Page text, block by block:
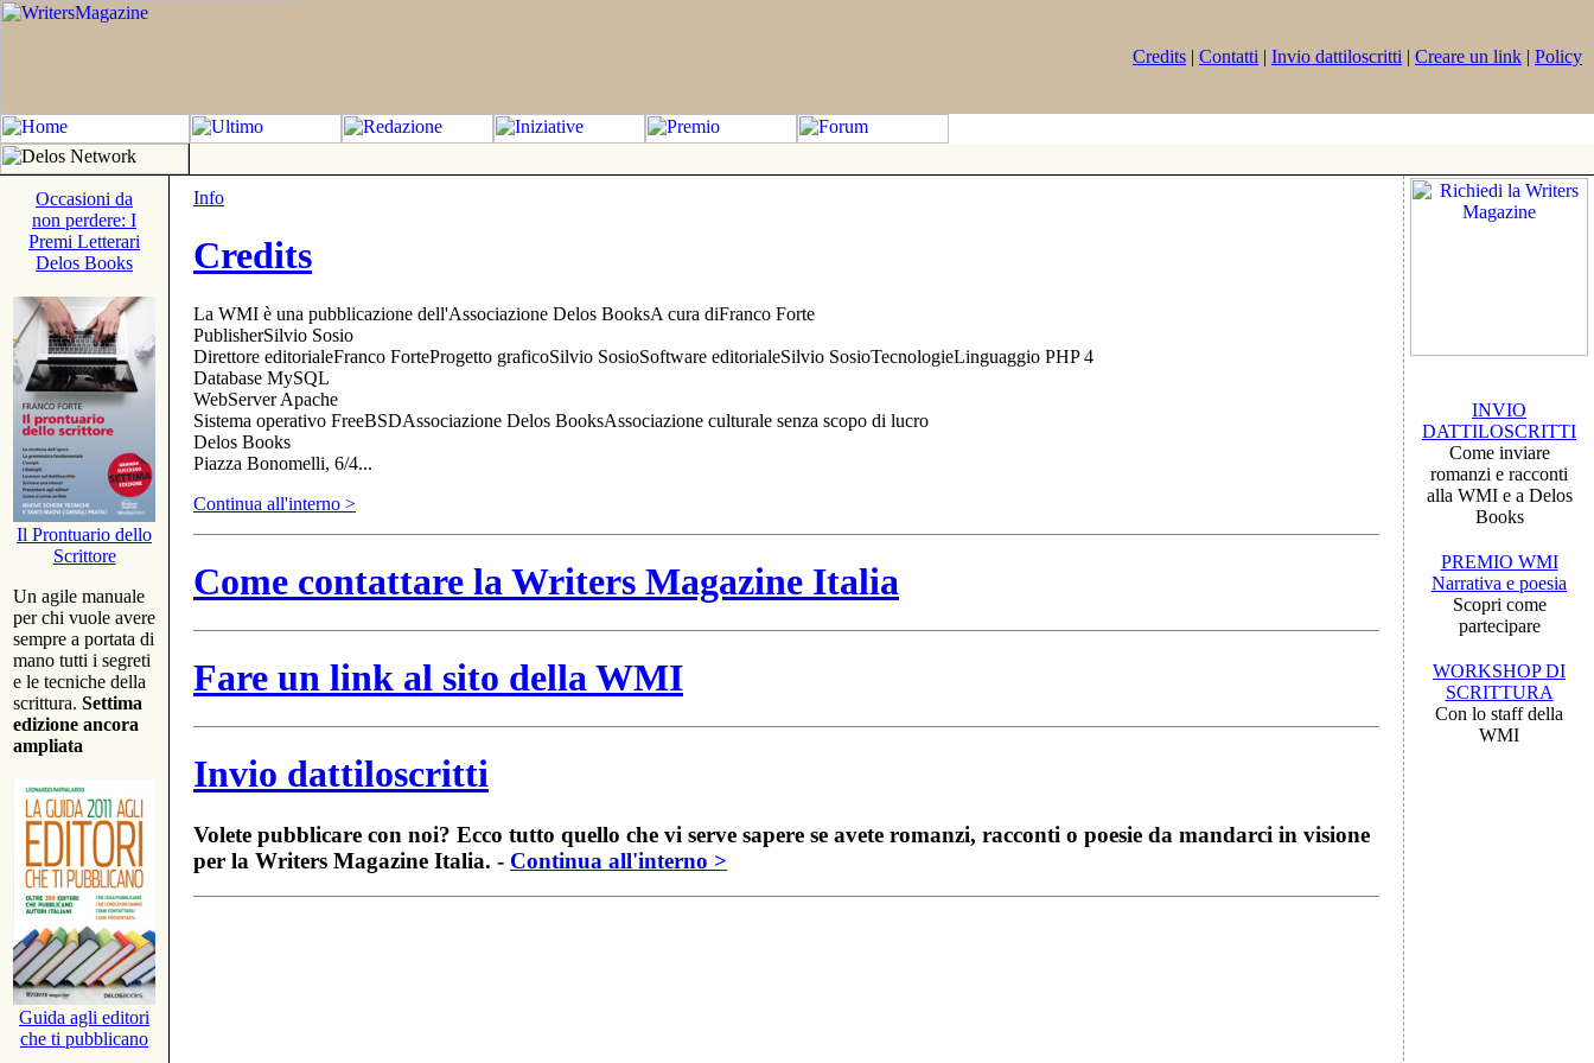
Credits | Contatti | Invio dattiloscritti | Creare un link | Policy
Occasioni da
non perdere: I
Premi Letterari
Delos Books
Il Prontuario dello
Scrittore
Un agile manuale
per chi vuole avere
sempre a portata di
mano tutti i segreti
e le tecniche della
scrittura. Settima
edizione ancora
ampliata
Guida agli editori
che ti pubblicano
Info
Credits
La WMI è una pubblicazione dell'Associazione Delos BooksA cura diFranco Forte
PublisherSilvio Sosio
Direttore editorialeFranco ForteProgetto graficoSilvio SosioSoftware editorialeSilvio SosioTecnologieLinguaggio PHP 4
Database MySQL
WebServer Apache
Sistema operativo FreeBSDAssociazione Delos BooksAssociazione culturale senza scopo di lucro
Delos Books
Piazza Bonomelli, 6/4...
Continua all'interno >
Come contattare la Writers Magazine Italia
Fare un link al sito della WMI
Invio dattiloscritti
Volete pubblicare con noi? Ecco tutto quello che vi serve sapere se avete romanzi, racconti o poesie da mandarci in visione
per la Writers Magazine Italia. - Continua all'interno >
INVIO
DATTILOSCRITTI
Come inviare
romanzi e racconti
alla WMI e a Delos
Books
PREMIO WMI
Narrativa e poesia
Scopri come
partecipare
WORKSHOP DI
SCRITTURA
Con lo staff della
WMI